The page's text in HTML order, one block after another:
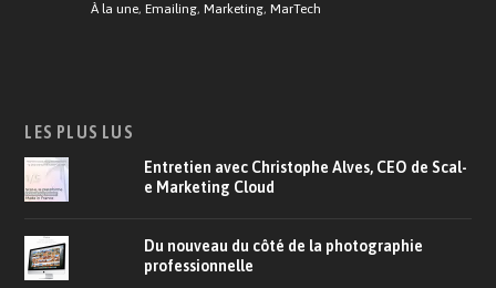
À la une,Emailing,Marketing,MarTech
LES PLUS LUS
Entretien avec Christophe Alves, CEO de Scal-
e Marketing Cloud
Du nouveau du côté de la photographie
professionnelle